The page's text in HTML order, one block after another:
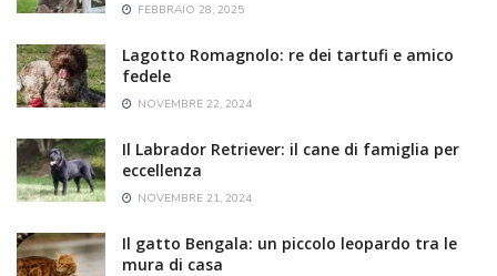
FEBBRAIO 28, 2025
Lagotto Romagnolo: re dei tartufi e amico
fedele
NOVEMBRE 22, 2024
Il Labrador Retriever: il cane di famiglia per
eccellenza
NOVEMBRE 21, 2024
Il gatto Bengala: un piccolo leopardo tra le
mura di casa